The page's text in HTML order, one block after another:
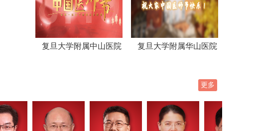
复旦大学附属中山医院 复旦大学附属华山医院
更多